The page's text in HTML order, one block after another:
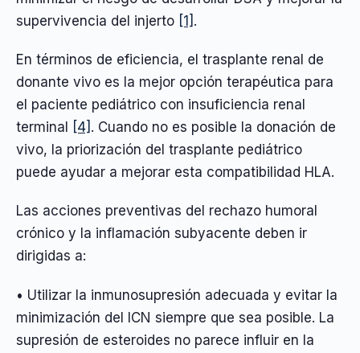
supervivencia del injerto [1] .
En términos de eficiencia, el trasplante renal de
donante vivo es la mejor opción terapéutica para
el paciente pediátrico con insuficiencia renal
terminal
[4] . Cuando no es posible la donación de
vivo, la priorización del trasplante pediátrico
puede ayudar a mejorar esta compatibilidad HLA.
Las acciones preventivas del rechazo humoral
crónico y la inflamación subyacente deben ir
dirigidas a:
• Utilizar la inmunosupresión adecuada y evitar la
minimización del ICN siempre que sea posible. La
supresión de esteroides no parece influir en la